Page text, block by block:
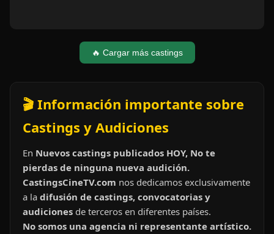
🔥 Cargar más castings
🎬 Información importante sobre
Castings y Audiciones
En Nuevos castings publicados HOY, No te
pierdas de ninguna nueva audición.
CastingsCineTV.com nos dedicamos exclusivamente
a la difusión de castings, convocatorias y
audiciones de terceros en diferentes países.
No somos una agencia ni representante artístico.